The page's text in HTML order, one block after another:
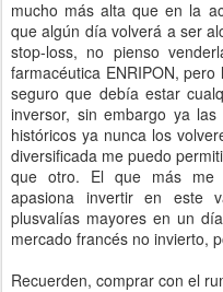
mucho más alta que en la
que algún día volverá a ser
stop-loss, no pienso
farmacéutica ENRIPON,
seguro que debía estar
inversor, sin embargo ya
históricos ya nunca los
diversificada me puedo
que otro. El que más me
apasiona invertir en este
plusvalías mayores en un
mercado francés no invierto,
Recuerden, comprar con el